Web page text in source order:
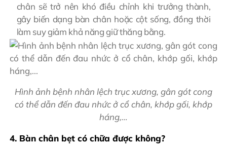
chân sẽ trở nên khó điều chỉnh khi trưởng thành,
gây biến dạng bàn chân hoặc cột sống, đồng thời
làm suy giảm khả năng giữ thăng bằng.
Hình ảnh bệnh nhân lệch trục xương, gân gót cong
có thể dẫn đến đau nhức ở cổ chân, khớp gối, khớp
háng,…
4. Bàn chân bẹt có chữa được không?